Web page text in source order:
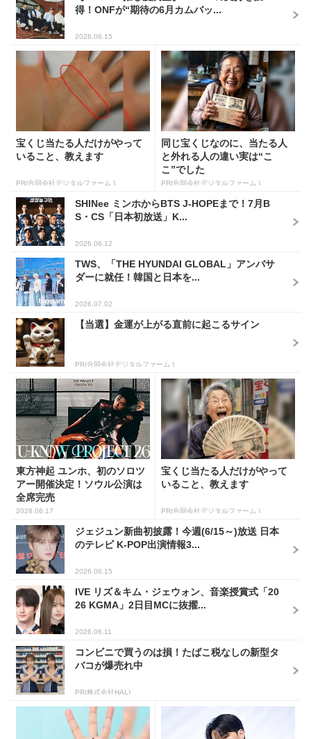
得！ONFが“期待の6月カムバッ...
2026.06.15
宝くじ当たる人だけがやって
いること、教えます
PR(合同会社デジタルファーム )
同じ宝くじなのに、当たる人
と外れる人の違い実は“こ
こ”でした
PR(合同会社デジタルファーム )
SHINee ミンホからBTS J-HOPEまで！7月B
S・CS「日本初放送」K...
2026.06.12
TWS、「THE HYUNDAI GLOBAL」アンバサ
ダーに就任！韓国と日本を...
2026.07.02
【当選】金運が上がる直前に起こるサイン
PR(合同会社デジタルファーム )
東方神起 ユンホ、初のソロツ
アー開催決定！ソウル公演は
全席完売
2026.06.17
宝くじ当たる人だけがやって
いること、教えます
PR(合同会社デジタルファーム )
ジェジュン新曲初披露！今週(6/15～)放送 日本
のテレビ K-POP出演情報3...
2026.06.15
IVE リズ＆キム・ジェウォン、音楽授賞式「20
26 KGMA」2日目MCに抜擢...
2026.06.11
コンビニで買うのは損！たばこ税なしの新型タ
バコが爆売れ中
PR(株式会社HAL)